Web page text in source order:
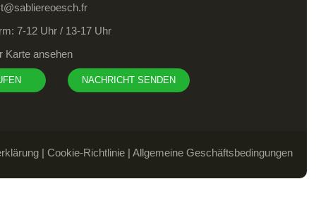
7-12 Uhr / 13-17 Uhr
Karte ansehen
NACHRICHT SENDEN
| Cookie-Richtlinie| Allgemeine Geschäftsbedingungen